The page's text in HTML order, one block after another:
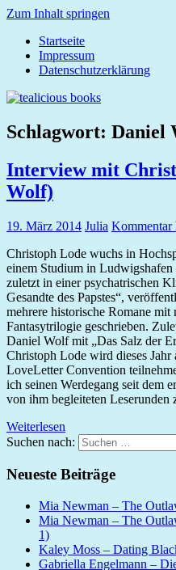
Zum Inhalt springen
tealicious
books
Startseite
Impressum
Datenschutzerklärung
Schlagwort: Daniel
Interview mit
Wolf)
19. März 2014 Julia Kommentar
Christoph Lode wuchs in
einem Studium in
zuletzt in einer psychatrischen
Gesandte des Papstes“,
mehrere historische Romane
Fantasytrilogie geschrieben.
Daniel Wolf mit „Das Salz der
Christoph Lode wird dieses Jahr
LoveLetter Convention
ich seinen Werdegang seit dem
von ihm begleiteten Leserunden
Weiterlesen
Suchen nach:
Neueste Beiträge
Mia Newman – The
Mia Newman – The
1)
Kaley Moss – Dating
Gabriella Engelmann –